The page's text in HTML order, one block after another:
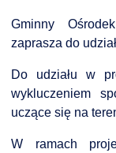
OBSŁUGI
Gminny
zaprasza do
Do udziału w
wykluczeniem
uczące się na
W ramach